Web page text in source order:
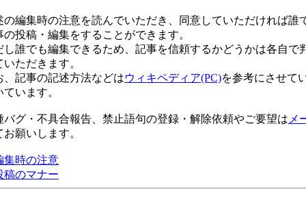
の編集時の注意を読んでいただき、同意していただければ誰
の投稿・編集をすることができます。
し誰でも編集できるため、記事を信頼するかどうかは各自で
いただきます。
、記事の記述方法などはウィキペディア(PC)を参考にさせて
ています。
バグ・不具合報告、禁止語句の登録・解除依頼やご要望は メ
お願いします。
集時の注意
稿のマナー